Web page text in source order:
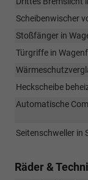
Scheibenwischer
Stoßfänger in
Türgriffe in
Heckscheibe
Automatische
Seitenschweller in
Räder &